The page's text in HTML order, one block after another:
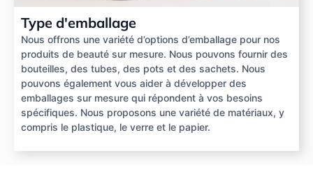
Type d'emballage
Nous offrons une variété d’options d’emballage pour nos
produits de beauté sur mesure. Nous pouvons fournir des
bouteilles, des tubes, des pots et des sachets. Nous
pouvons également vous aider à développer des
emballages sur mesure qui répondent à vos besoins
spécifiques. Nous proposons une variété de matériaux, y
compris le plastique, le verre et le papier.